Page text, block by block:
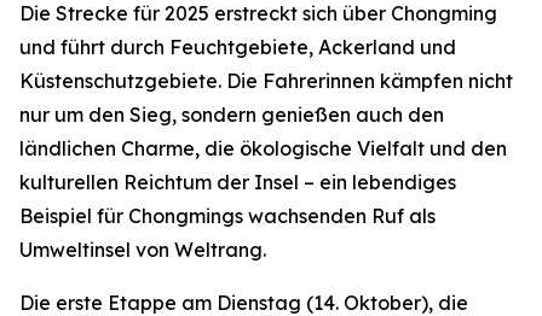
Die Strecke für 2025 erstreckt sich über Chongming
und führt durch Feuchtgebiete, Ackerland und
Küstenschutzgebiete. Die Fahrerinnen kämpfen nicht
nur um den Sieg, sondern genießen auch den
ländlichen Charme, die ökologische Vielfalt und den
kulturellen Reichtum der Insel – ein lebendiges
Beispiel für Chongmings wachsenden Ruf als
Umweltinsel von Weltrang.
Die erste Etappe am Dienstag (14. Oktober), die